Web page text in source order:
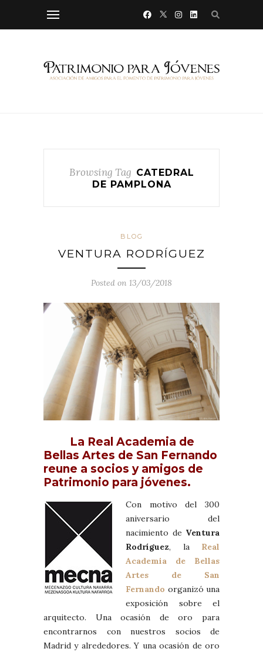
Browsing Tag CATEDRAL
DE PAMPLONA
BLOG
VENTURA RODRÍGUEZ
Posted on 13/03/2018
La Real Academia de
Bellas Artes de San Fernando
reune a socios y amigos de
Patrimonio para jóvenes.
Con motivo del 300
aniversario del
nacimiento de Ventura
Rodríguez, la Real
Academia de Bellas
Artes de San
Fernando organizó una
exposición sobre el
arquitecto. Una ocasión de oro para
encontrarnos con nuestros socios de
Madrid y alrededores. Y una ocasión de oro